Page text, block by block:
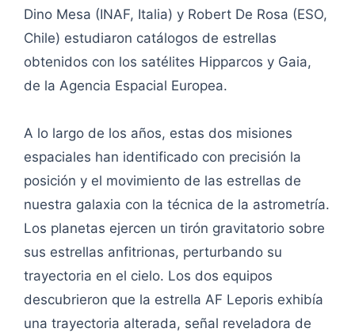
Dino Mesa (INAF, Italia) y Robert De Rosa (ESO,
Chile) estudiaron catálogos de estrellas
obtenidos con los satélites Hipparcos y Gaia,
de la Agencia Espacial Europea.
A lo largo de los años, estas dos misiones
espaciales han identificado con precisión la
posición y el movimiento de las estrellas de
nuestra galaxia con la técnica de la astrometría.
Los planetas ejercen un tirón gravitatorio sobre
sus estrellas anfitrionas, perturbando su
trayectoria en el cielo. Los dos equipos
descubrieron que la estrella AF Leporis exhibía
una trayectoria alterada, señal reveladora de